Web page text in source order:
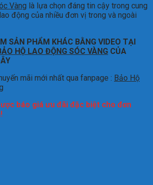
Vàng là lựa chọn đáng tin cậy trong cung
động của nhiều đơn vị trong và ngoài
SẢN PHẨM KHÁC BẰNG VIDEO TẠI
HỘ LAO ĐỘNG SÓC VÀNG CỦA
mãi mới nhất qua fanpage : Bảo Hộ
báo giá ưu đãi đặc biệt cho đơn